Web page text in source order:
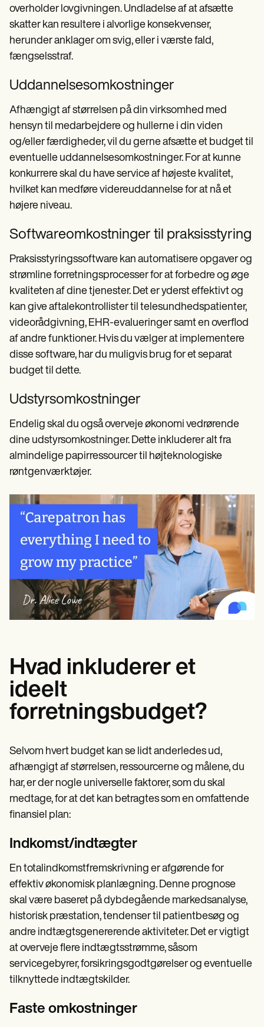
overholder lovgivningen. Undladelse af at afsætte
skatter kan resultere i alvorlige konsekvenser,
herunder anklager om svig, eller i værste fald,
fængselsstraf.
Uddannelsesomkostninger
Afhængigt af størrelsen på din virksomhed med
hensyn til medarbejdere og hullerne i din viden
og/eller færdigheder, vil du gerne afsætte et budget til
eventuelle uddannelsesomkostninger. For at kunne
konkurrere skal du have service af højeste kvalitet,
hvilket kan medføre videreuddannelse for at nå et
højere niveau.
Softwareomkostninger til praksisstyring
Praksisstyringssoftware kan automatisere opgaver og
strømline forretningsprocesser for at forbedre og øge
kvaliteten af dine tjenester. Det er yderst effektivt og
kan give aftalekontrollister til telesundhedspatienter,
videorådgivning, EHR-evalueringer samt en overflod
af andre funktioner. Hvis du vælger at implementere
disse software, har du muligvis brug for et separat
budget til dette.
Udstyrsomkostninger
Endelig skal du også overveje økonomi vedrørende
dine udstyrsomkostninger. Dette inkluderer alt fra
almindelige papirressourcer til højteknologiske
røntgenværktøjer.
Hvad inkluderer et
ideelt
forretningsbudget?
Selvom hvert budget kan se lidt anderledes ud,
afhængigt af størrelsen, ressourcerne og målene, du
har, er der nogle universelle faktorer, som du skal
medtage, for at det kan betragtes som en omfattende
finansiel plan:
Indkomst/indtægter
En totalindkomstfremskrivning er afgørende for
effektiv økonomisk planlægning. Denne prognose
skal være baseret på dybdegående markedsanalyse,
historisk præstation, tendenser til patientbesøg og
andre indtægtsgenererende aktiviteter. Det er vigtigt
at overveje flere indtægtsstrømme, såsom
servicegebyrer, forsikringsgodtgørelser og eventuelle
tilknyttede indtægtskilder.
Faste omkostninger